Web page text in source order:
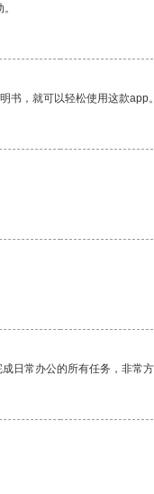
书，就可以轻松使用这款app。
日常办公的所有任务，非常方